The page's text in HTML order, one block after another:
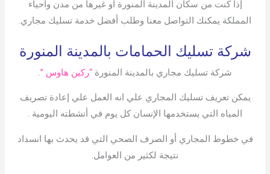
إذا كنت من سكان المدينة المنورة أو غيرها من مدن وأحياء
المملكة يمكنك التواصل معنا وطلب أفضل خدمة تسليك مجاري.
شركة تسليك الحمامات بالمدينة المنورة
شركة تسليك مجاري بالمدينة المنورة“ركين هاوس ”.
يمكن تعريف تسليك المجاري علي انه العمل علي إعادة تصريف
المياه التي يستخدمها الإنسان كل يوم في أنشطته اليومية .
في خطوط المجاري أو الصرف الصحي التي قد يحدث بها انسداد
نتيجة لكثير من العوامل.